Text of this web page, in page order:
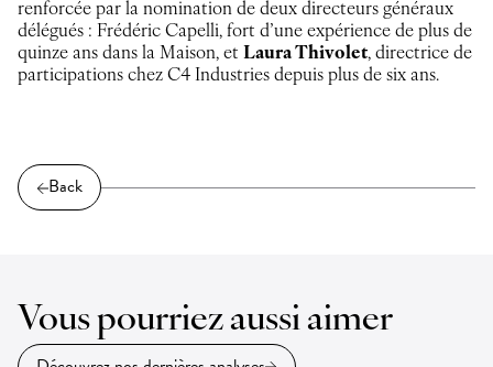
renforcée par la nomination de deux directeurs généraux
délégués : Frédéric Capelli, fort d’une expérience de plus de
quinze ans dans la Maison, et Laura Thivolet, directrice de
participations chez C4 Industries depuis plus de six ans.
Back
Vous pourriez aussi aimer